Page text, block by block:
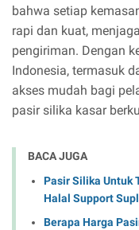
bahwa setiap
rapi dan kuat,
pengiriman. Dengan
Indonesia, termasuk
akses mudah bagi
pasir silika kasar
BACA JUGA
Pasir Silika Untuk
Halal Support
Berapa Harga